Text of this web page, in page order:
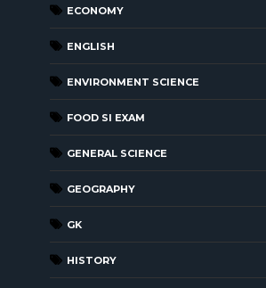
ECONOMY
ENGLISH
ENVIRONMENT SCIENCE
FOOD SI EXAM
GENERAL SCIENCE
GEOGRAPHY
GK
HISTORY